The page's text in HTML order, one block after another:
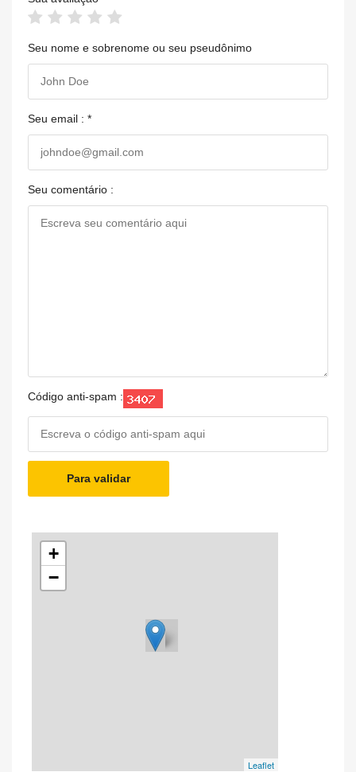
Seu nome e sobrenome ou seu pseudônimo
Seu email : *
Seu comentário :
Código anti-spam :
Para validar
+
−
Leaflet